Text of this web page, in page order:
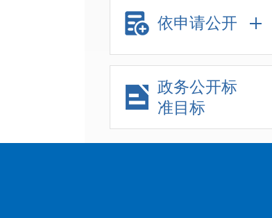
依申请公开
政务公开标
准目标